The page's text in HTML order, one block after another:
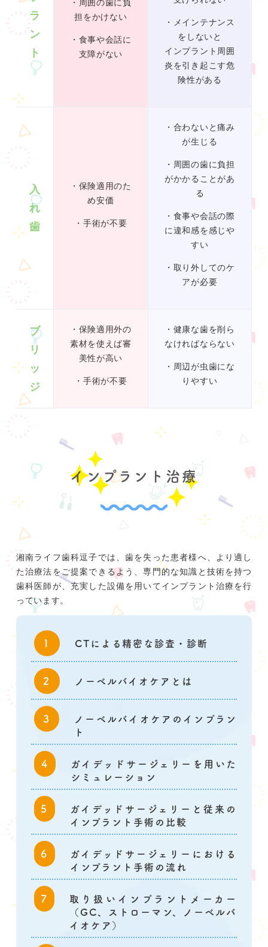
ラ
ン
ト
担をかけない
・食事や会話に
支障がない
・メインテナンス
をしないと
インプラント周囲
炎を引き起こす危
険性がある
入
れ
歯
・保険適用のた
め安価
・手術が不要
・合わないと痛み
が生じる
・周囲の歯に負担
がかかることがあ
る
・食事や会話の際
に違和感を感じや
すい
・取り外してのケ
アが必要
ブ
リ
ッ
ジ
・保険適用外の
素材を使えば審
美性が高い
・手術が不要
・健康な歯を削ら
なければならない
・周辺が虫歯にな
りやすい
インプラント治療
湘南ライフ歯科逗子では、歯を失った患者様へ、より適し
た治療法をご提案できるよう、専門的な知識と技術を持つ
歯科医師が、充実した設備を用いてインプラント治療を行
っています。
CTによる精密な診査・診断
ノーベルバイオケアとは
ノーベルバイオケアのインプラン
ト
ガイデッドサージェリーを用いた
シミュレーション
ガイデッドサージェリーと従来の
インプラント手術の比較
ガイデッドサージェリーにおける
インプラント手術の流れ
取り扱いインプラントメーカー
（GC、ストローマン、ノーベルバ
イオケア）